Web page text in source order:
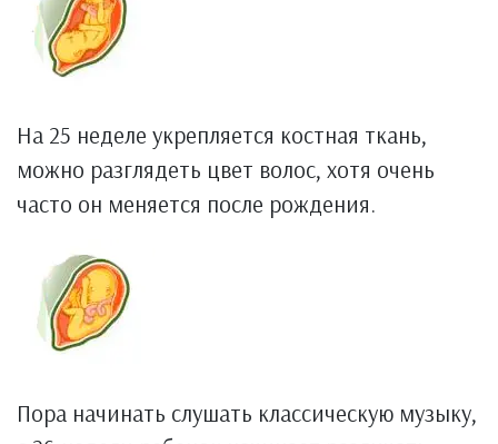
На 25 неделе укрепляется костная ткань,
можно разглядеть цвет волос, хотя очень
часто он меняется после рождения.
Пора начинать слушать классическую музыку,